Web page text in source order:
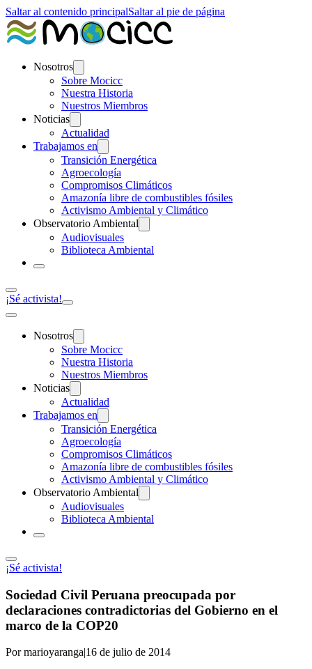
Saltar al contenido principalSaltar al pie de página
Nosotros
Sobre Mocicc
Nuestra Historia
Nuestros Miembros
Noticias
Actualidad
Trabajamos en
Transición Energética
Agroecología
Compromisos Climáticos
Amazonía libre de combustibles fósiles
Activismo Ambiental y Climático
Observatorio Ambiental
Audiovisuales
Biblioteca Ambiental
¡Sé activista!
Nosotros
Sobre Mocicc
Nuestra Historia
Nuestros Miembros
Noticias
Actualidad
Trabajamos en
Transición Energética
Agroecología
Compromisos Climáticos
Amazonía libre de combustibles fósiles
Activismo Ambiental y Climático
Observatorio Ambiental
Audiovisuales
Biblioteca Ambiental
¡Sé activista!
Sociedad Civil Peruana preocupada por
declaraciones contradictorias del Gobierno en el
marco de la COP20
Por marioyaranga|16 de julio de 2014